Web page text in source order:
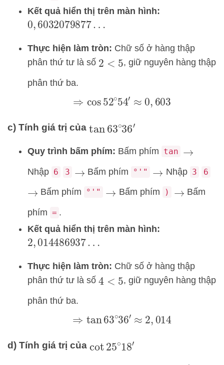
Kết quả hiển thị trên màn hình:
0, 6032079877 …
Thực hiện làm tròn: Chữ số ở hàng thập
phân thứ tư là số 2 <5 , giữ nguyên hàng thập
phân thứ ba.
⇒ cos 52∘54 ′≈0,603
c) Tính giá trị của tan 63∘36
Quy trình bấm phím: Bấm phím tan →
Nhập 6 3 → Bấm phím °'" → Nhập 3 6
→ Bấm phím °'" → Bấm phím ) → Bấm
phím = .
Kết quả hiển thị trên màn hình:
2,014486937 …
Thực hiện làm tròn: Chữ số ở hàng thập
phân thứ tư là số 4 <5 , giữ nguyên hàng thập
phân thứ ba.
⇒ tan63∘36 ≈2,014
d) Tính giá trị của cot 25∘18